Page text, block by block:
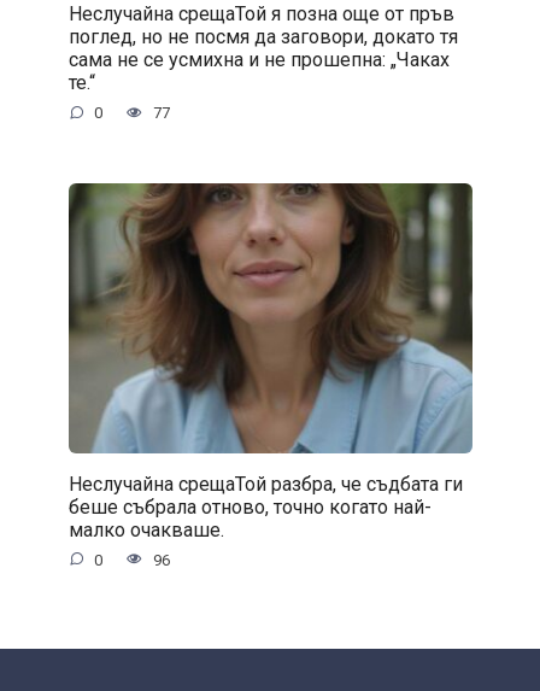
Неслучайна срещаТой я позна още от пръв
поглед, но не посмя да заговори, докато тя
сама не се усмихна и не прошепна: „Чаках
те.“
0 77
Неслучайна срещаТой разбра, че съдбата ги
беше събрала отново, точно когато най-
малко очакваше.
0 96